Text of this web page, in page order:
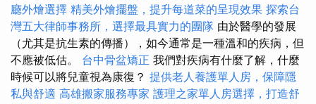
廳外燴選擇 精美外燴擺盤，提升每道菜的呈現效果 探索台
灣五大律師事務所，選擇最具實力的團隊 由於醫學的發展
（尤其是抗生素的傳播），如今通常是一種溫和的疾病，但
不應被低估。 台中骨盆矯正 我們對疾病有什麼了解，什麼
時候可以將兒童視為康復？ 提供老人養護單人房，保障隱
私與舒適 高雄搬家服務專家 護理之家單人房選擇，打造舒